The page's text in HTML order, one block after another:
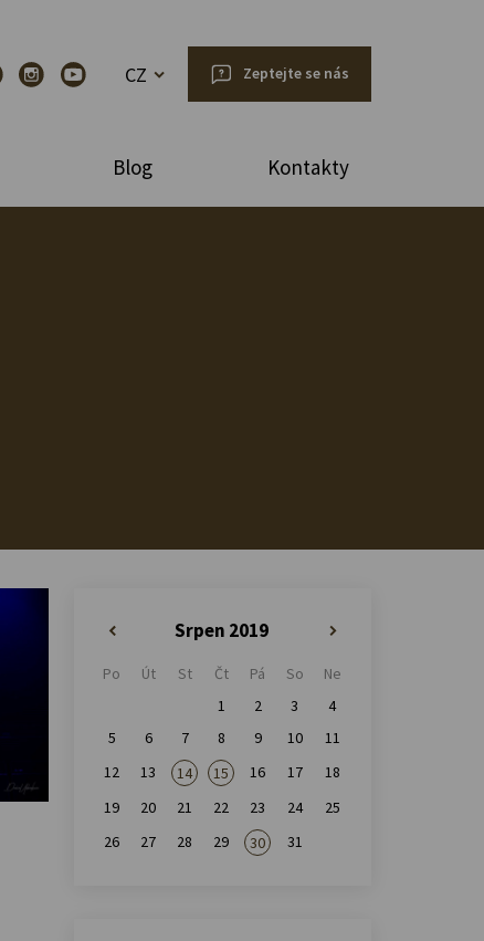
CZ Zeptejte se nás
Blog Kontakty
Srpen 2019
Po Út St Čt Pá So
Ne
1
2 3
4
5
6 7 8 9 10
11
12
13 14 15 16 17
18
19
20 21 22 23 24
25
26
27 28 29 30 31